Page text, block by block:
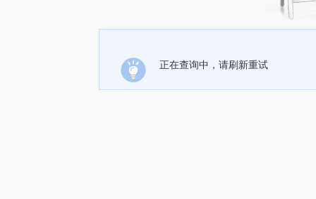
正在查询中，请刷新重试